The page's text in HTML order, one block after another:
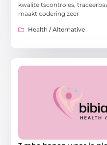
kwaliteitscontroles,
maakt codering zeer
Health / Alternative